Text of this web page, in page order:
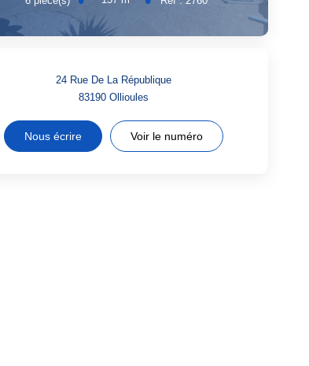
24 Rue De La République
83190 Ollioules
Nous écrire Voir le numéro